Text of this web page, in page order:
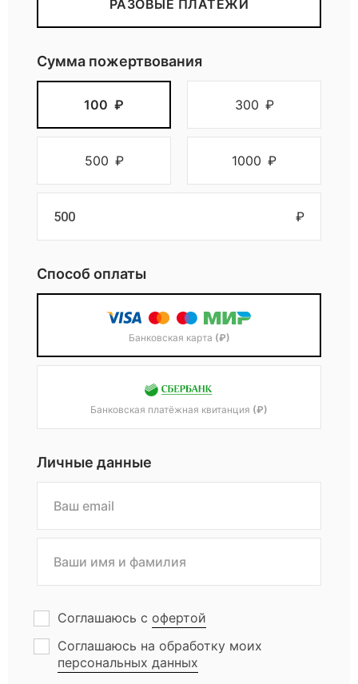
РАЗОВЫЕ ПЛАТЕЖИ
Сумма пожертвования
100 ₽ 300 ₽
500 ₽ 1000 ₽
₽
Способ оплаты
Банковская карта (₽)
Банковская платёжная квитанция (₽)
Личные данные
Соглашаюсь с офертой
Соглашаюсь на обработку моих
персональных данных